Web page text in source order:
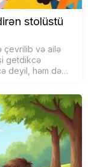
stolüstü
çevrilib və ailə
getdikcə
deyil, həm də